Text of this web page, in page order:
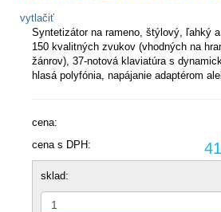
vytlačiť
Syntetizátor na rameno, štýlový, ľahký
150 kvalitných zvukov (vhodných na
žánrov), 37-notová klaviatúra s
hlasá polyfónia, napájanie adaptérom
cena:
cena s DPH:
sklad: